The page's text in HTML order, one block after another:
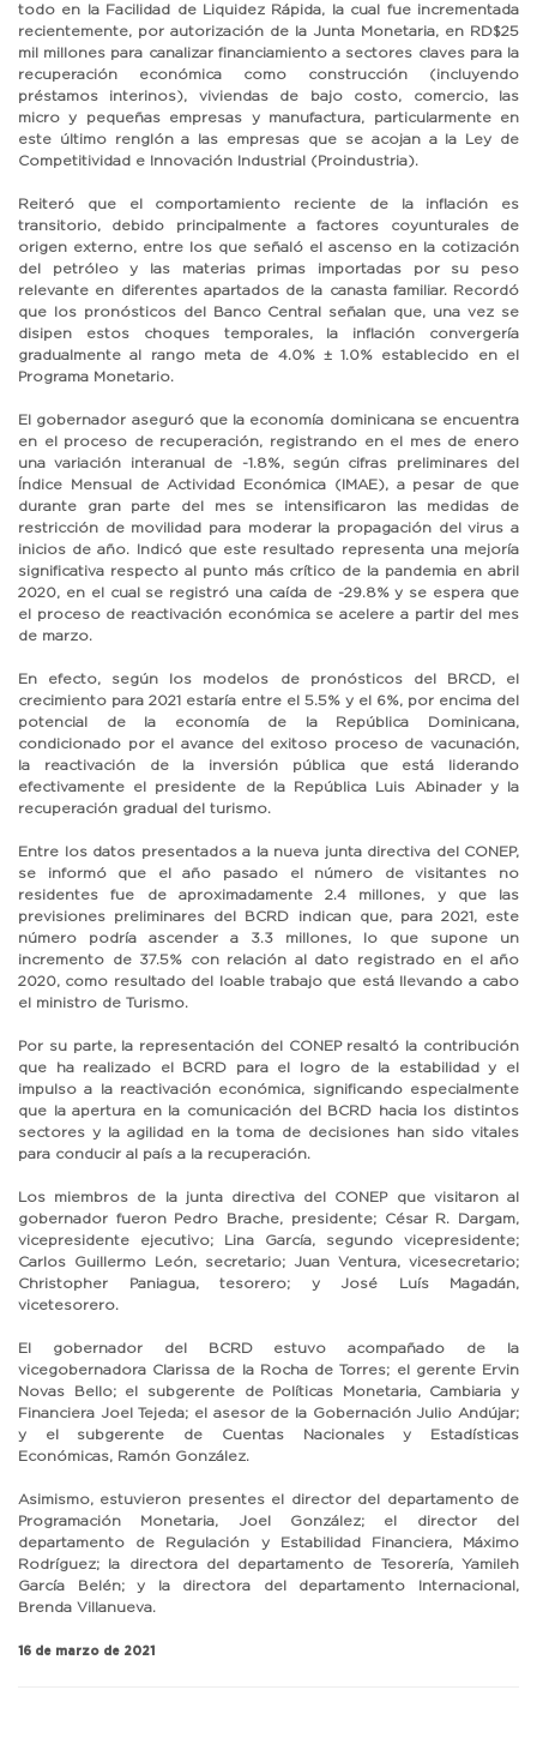
todo en la Facilidad de Liquidez Rápida, la cual fue incrementada
recientemente, por autorización de la Junta Monetaria, en RD$25
mil millones para canalizar financiamiento a sectores claves para la
recuperación económica como construcción (incluyendo
préstamos interinos), viviendas de bajo costo, comercio, las
micro y pequeñas empresas y manufactura, particularmente en
este último renglón a las empresas que se acojan a la Ley de
Competitividad e Innovación Industrial (Proindustria).
Reiteró que el comportamiento reciente de la inflación es
transitorio, debido principalmente a factores coyunturales de
origen externo, entre los que señaló el ascenso en la cotización
del petróleo y las materias primas importadas por su peso
relevante en diferentes apartados de la canasta familiar. Recordó
que los pronósticos del Banco Central señalan que, una vez se
disipen estos choques temporales, la inflación convergería
gradualmente al rango meta de 4.0% ± 1.0% establecido en el
Programa Monetario.
El gobernador aseguró que la economía dominicana se encuentra
en el proceso de recuperación, registrando en el mes de enero
una variación interanual de -1.8%, según cifras preliminares del
Índice Mensual de Actividad Económica (IMAE), a pesar de que
durante gran parte del mes se intensificaron las medidas de
restricción de movilidad para moderar la propagación del virus a
inicios de año. Indicó que este resultado representa una mejoría
significativa respecto al punto más crítico de la pandemia en abril
2020, en el cual se registró una caída de -29.8% y se espera que
el proceso de reactivación económica se acelere a partir del mes
de marzo.
En efecto, según los modelos de pronósticos del BRCD, el
crecimiento para 2021 estaría entre el 5.5% y el 6%, por encima del
potencial de la economía de la República Dominicana,
condicionado por el avance del exitoso proceso de vacunación,
la reactivación de la inversión pública que está liderando
efectivamente el presidente de la República Luis Abinader y la
recuperación gradual del turismo.
Entre los datos presentados a la nueva junta directiva del CONEP,
se informó que el año pasado el número de visitantes no
residentes fue de aproximadamente 2.4 millones, y que las
previsiones preliminares del BCRD indican que, para 2021, este
número podría ascender a 3.3 millones, lo que supone un
incremento de 37.5% con relación al dato registrado en el año
2020, como resultado del loable trabajo que está llevando a cabo
el ministro de Turismo.
Por su parte, la representación del CONEP resaltó la contribución
que ha realizado el BCRD para el logro de la estabilidad y el
impulso a la reactivación económica, significando especialmente
que la apertura en la comunicación del BCRD hacia los distintos
sectores y la agilidad en la toma de decisiones han sido vitales
para conducir al país a la recuperación.
Los miembros de la junta directiva del CONEP que visitaron al
gobernador fueron Pedro Brache, presidente; César R. Dargam,
vicepresidente ejecutivo; Lina García, segundo vicepresidente;
Carlos Guillermo León, secretario; Juan Ventura, vicesecretario;
Christopher Paniagua, tesorero; y José Luís Magadán,
vicetesorero.
El gobernador del BCRD estuvo acompañado de la
vicegobernadora Clarissa de la Rocha de Torres; el gerente Ervin
Novas Bello; el subgerente de Políticas Monetaria, Cambiaria y
Financiera Joel Tejeda; el asesor de la Gobernación Julio Andújar;
y el subgerente de Cuentas Nacionales y Estadísticas
Económicas, Ramón González.
Asimismo, estuvieron presentes el director del departamento de
Programación Monetaria, Joel González; el director del
departamento de Regulación y Estabilidad Financiera, Máximo
Rodríguez; la directora del departamento de Tesorería, Yamileh
García Belén; y la directora del departamento Internacional,
Brenda Villanueva.
16 de marzo de 2021